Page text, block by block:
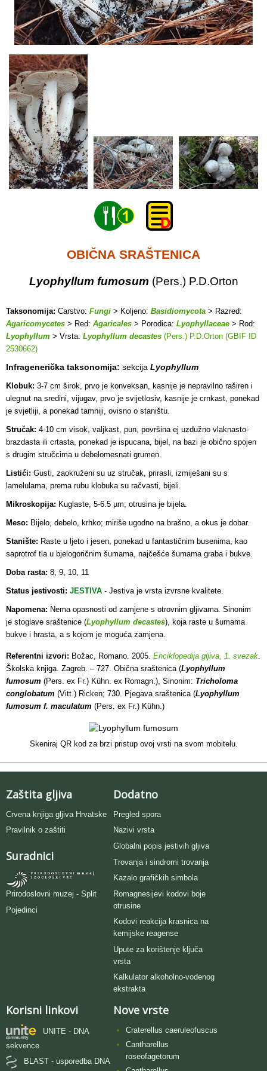
OBIČNA SRAŠTENICA
Lyophyllum fumosum (Pers.) P.D.Orton
Taksonomija: Carstvo: Fungi > Koljeno: Basidiomycota > Razred:
Agaricomycetes > Red: Agaricales > Porodica: Lyophyllaceae > Rod:
Lyophyllum > Vrsta: Lyophyllum decastes (Pers.) P.D.Orton (GBIF ID
2530662)
Infragenerička taksonomija: sekcija Lyophyllum
Klobuk: 3-7 cm širok, prvo je konveksan, kasnije je nepravilno raširen i
ulegnut na sredini, vijugav, prvo je svijetlosiv, kasnije je crnkast, ponekad
je svjetliji, a ponekad tamniji, ovisno o staništu.
Stručak: 4-10 cm visok, valjkast, pun, površina ej uzdužno vlaknasto-
brazdasta ili crtasta, ponekad je ispucana, bijel, na bazi je obično spojen
s drugim stručcima u debelomesnati grumen.
Listići: Gusti, zaokruženi su uz stručak, prirasli, izmiješani su s
lamelulama, prema rubu klobuka su račvasti, bijeli.
Mikroskopija: Kuglaste, 5-6.5 µm; otrusina je bijela.
Meso: Bijelo, debelo, krhko; miriše ugodno na brašno, a okus je dobar.
Stanište: Raste u ljeto i jesen, ponekad u fantastičnim busenima, kao
saprotrof tla u bjelogoričnim šumama, najčešće šumama graba i bukve.
Doba rasta: 8, 9, 10, 11
Status jestivosti: JESTIVA - Jestiva je vrsta izvrsne kvalitete.
Napomena: Nema opasnosti od zamjene s otrovnim gljivama. Sinonim
je stoglave sraštenice (Lyophyllum decastes), koja raste u šumama
bukve i hrasta, a s kojom je moguća zamjena.
Referentni izvori: Božac, Romano. 2005. Enciklopedija gljiva, 1. svezak.
Školska knjiga. Zagreb. – 727. Obična sraštenica (Lyophyllum
fumosum (Pers. ex Fr.) Kühn. ex Romagn.), Sinonim: Tricholoma
conglobatum (Vitt.) Ricken; 730. Pjegava sraštenica (Lyophyllum
fumosum f. maculatum (Pers. ex Fr.) Kühn.)
Skeniraj QR kod za brzi pristup ovoj vrsti na svom mobitelu.
Zaštita gljiva
Crvena knjiga gljiva Hrvatske
Pravilnik o zaštiti
Suradnici
Prirodoslovni muzej - Split
Pojedinci
Dodatno
Pregled spora
Nazivi vrsta
Globalni popis jestivih gljiva
Trovanja i sindromi trovanja
Kazalo grafičkih simbola
Romagnesijevi kodovi boje
otrusine
Kodovi reakcija krasnica na
kemijske reagense
Upute za korištenje ključa
vrsta
Kalkulator alkoholno-vodenog
ekstrakta
Korisni linkovi
UNITE - DNA
sekvence
BLAST - usporedba DNA
Nove vrste
Craterellus caeruleofuscus
Cantharellus
roseofagetorum